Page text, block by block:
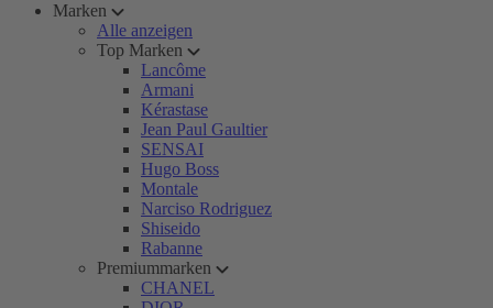
Marken
Alle anzeigen
Top Marken
Lancôme
Armani
Kérastase
Jean Paul Gaultier
SENSAI
Hugo Boss
Montale
Narciso Rodriguez
Shiseido
Rabanne
Premiummarken
CHANEL